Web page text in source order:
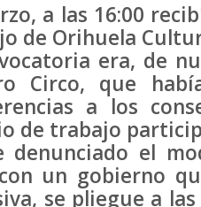
a las 16:00
de Orihuela
era, de
Circo, que
a los
de trabajo
denunciado el
un gobierno
se pliegue a